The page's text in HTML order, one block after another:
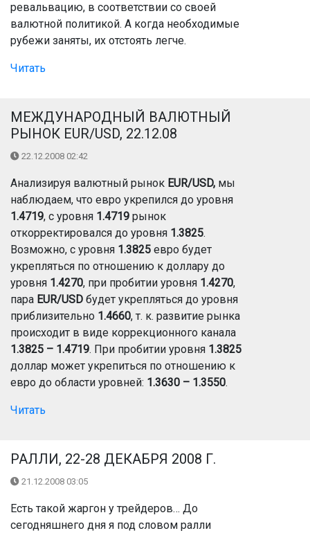
ревальвацию, в соответствии со своей
валютной политикой. А когда необходимые
рубежи заняты, их отстоять легче.
Читать
МЕЖДУНАРОДНЫЙ ВАЛЮТНЫЙ
РЫНОК EUR/USD, 22.12.08
22.12.2008 02:42
Анализируя валютный рынок EUR/USD, мы
наблюдаем, что евро укрепился до уровня
1.4719, с уровня 1.4719 рынок
откорректировался до уровня 1.3825.
Возможно, с уровня 1.3825 евро будет
укрепляться по отношению к доллару до
уровня 1.4270, при пробитии уровня 1.4270,
пара EUR/USD будет укрепляться до уровня
приблизительно 1.4660, т. к. развитие рынка
происходит в виде коррекционного канала
1.3825 – 1.4719. При пробитии уровня 1.3825
доллар может укрепиться по отношению к
евро до области уровней: 1.3630 – 1.3550.
Читать
РАЛЛИ, 22-28 ДЕКАБРЯ 2008 Г.
21.12.2008 03:05
Есть такой жаргон у трейдеров… До
сегодняшнего дня я под словом ралли